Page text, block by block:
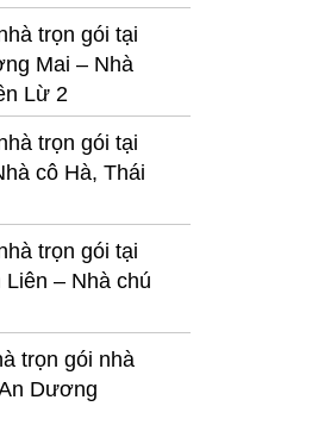
trọn gói tại
Mai – Nhà
Lừ 2
trọn gói tại
cô Hà, Thái
trọn gói tại
– Nhà chú
trọn gói nhà
Dương